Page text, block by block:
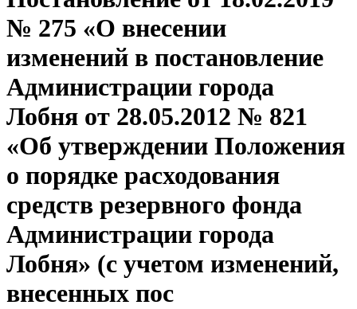
№ 275 «О внесении
изменений в постановление
Администрации города
Лобня от 28.05.2012 № 821
«Об утверждении Положения
о порядке расходования
средств резервного фонда
Администрации города
Лобня» (с учетом изменений,
внесенных пос